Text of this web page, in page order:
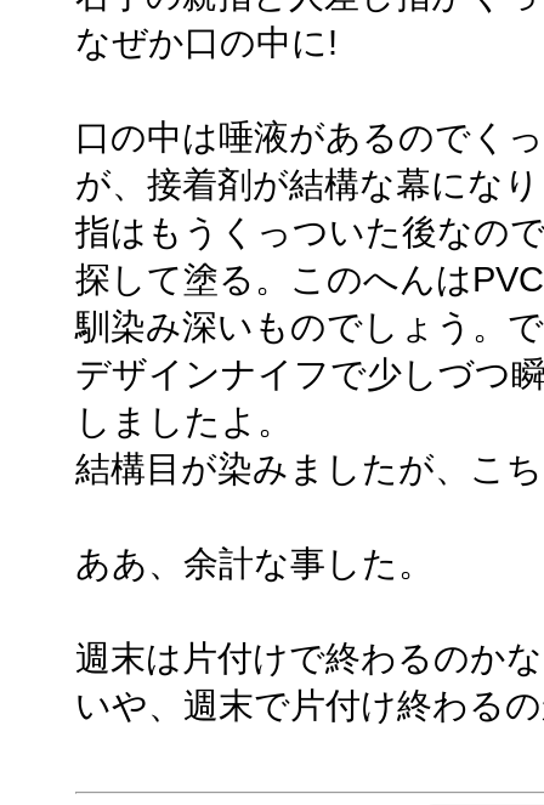
なぜか口の中に!
口の中は唾液があるのでく
が、接着剤が結構な幕にな
指はもうくっついた後なの
探して塗る。このへんは
馴染み深いものでしょう。
デザインナイフで少しづつ
しましたよ。
結構目が染みましたが、こ
ああ、余計な事した。
週末は片付けで終わるのか
いや、週末で片付け終わる